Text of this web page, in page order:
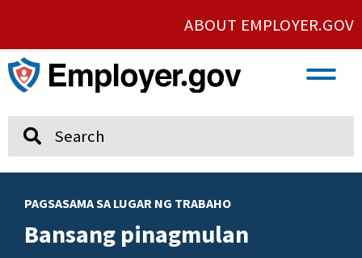
ABOUT EMPLOYER.GOV
PAGSASAMA SA LUGAR NG TRABAHO
Bansang pinagmulan